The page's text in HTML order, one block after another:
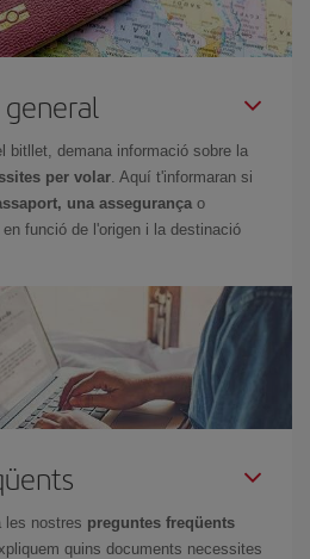
bitllet, demana informació sobre la
per volar. Aquí t'informaran si
una assegurança o
funció de l'origen i la destinació
les nostres preguntes freqüents
quins documents necessites